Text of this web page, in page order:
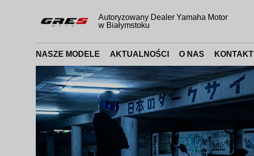
Autoryzowany Dealer Yamaha Motor
w Białymstoku
NASZE MODELE AKTUALNOŚCI O NAS KONTAKT